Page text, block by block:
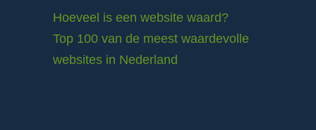
Hoeveel is een website waard?
Top 100 van de meest waardevolle
websites in Nederland